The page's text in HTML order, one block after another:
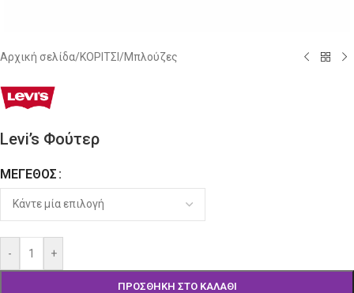
Αρχική σελίδα/ΚΟΡΙΤΣΙ /Μπλούζες
Levi’s Φούτερ
ΜΈΓΕΘΟΣ
- +
ΠΡΟΣΘΉΚΗ ΣΤΟ ΚΑΛΆΘΙ
Alternative: